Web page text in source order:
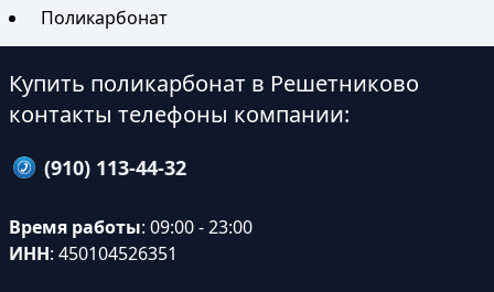
Поликарбонат
Купить поликарбонат в Решетниково
контакты телефоны компании:
(910) 113-44-32
Время работы: 09:00 - 23:00
ИНН: 450104526351